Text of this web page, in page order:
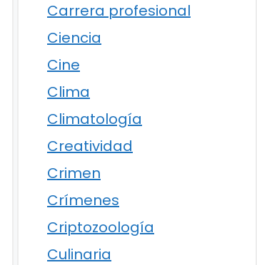
Carrera profesional
Ciencia
Cine
Clima
Climatología
Creatividad
Crimen
Crímenes
Criptozoología
Culinaria